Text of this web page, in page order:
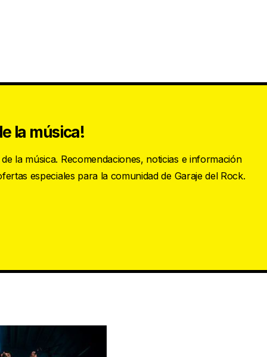
la música!
la música. Recomendaciones, noticias e información
especiales para la comunidad de Garaje del Rock.